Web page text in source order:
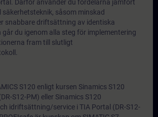
Därför använder du fördelarna jämfört
säkerhetsteknik, såsom minskad
snabbare driftsättning av identiska
går du igenom alla steg för implementering
fram till slutligt
S120 enligt kursen Sinamics S120
S12-PM) eller Sinamics S120
idriftsättning/service i TIA Portal (DR-S12-